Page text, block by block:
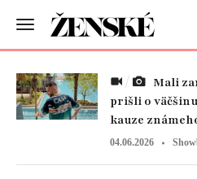
prišli o
kauze
04.06.2026